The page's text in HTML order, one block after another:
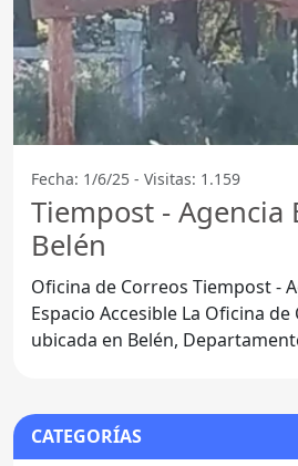
Fecha: 1/6/25 - Visitas: 1.159
Tiempost - Agencia
Belén
Oficina de Correos Tiempost -
Espacio Accesible La Oficina de Correos Tiempost,
ubicada en Belén,
CATEGORÍAS